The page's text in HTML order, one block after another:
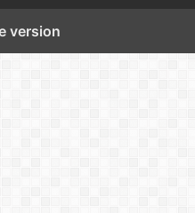
version